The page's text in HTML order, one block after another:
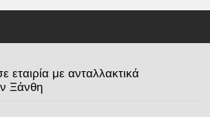
εταιρία με ανταλλακτικά
Ξάνθη